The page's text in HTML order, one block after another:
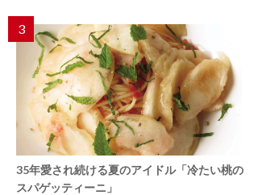
3
35年愛され続ける夏のアイドル「冷たい桃の
スパゲッティーニ」